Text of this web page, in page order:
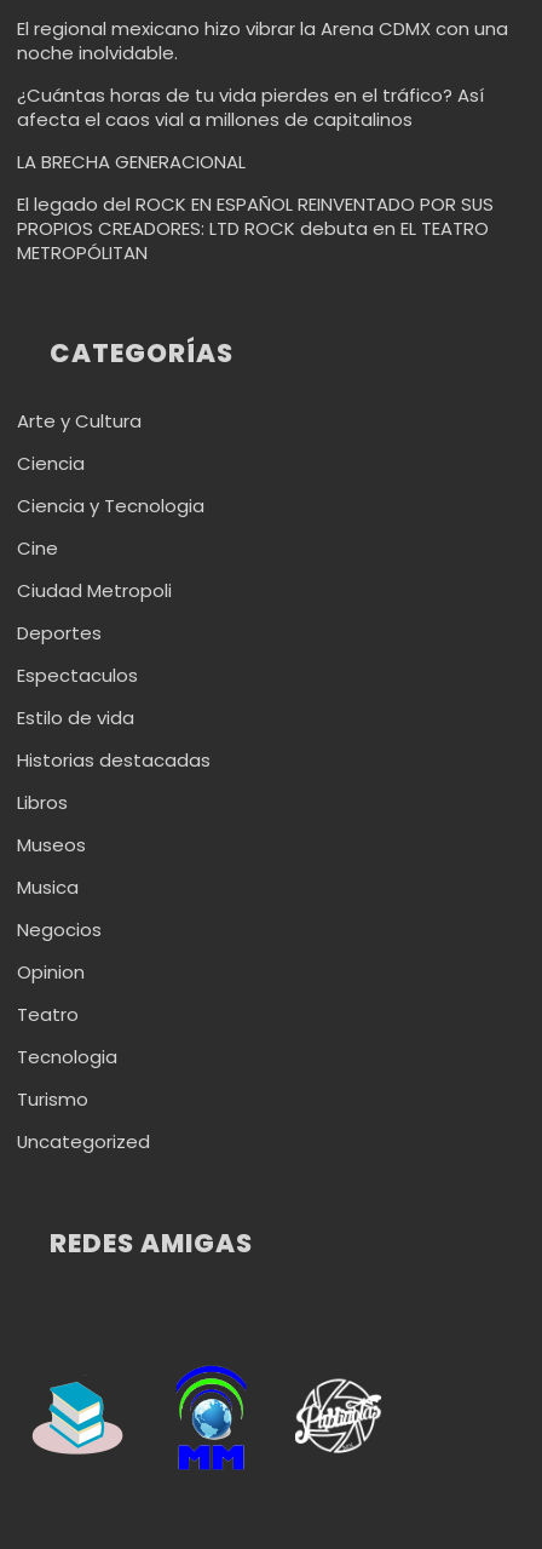
El regional mexicano hizo vibrar la Arena CDMX con una
noche inolvidable.
¿Cuántas horas de tu vida pierdes en el tráfico? Así
afecta el caos vial a millones de capitalinos
LA BRECHA GENERACIONAL
El legado del ROCK EN ESPAÑOL REINVENTADO POR SUS
PROPIOS CREADORES: LTD ROCK debuta en EL TEATRO
METROPÓLITAN
CATEGORÍAS
Arte y Cultura
Ciencia
Ciencia y Tecnologia
Cine
Ciudad Metropoli
Deportes
Espectaculos
Estilo de vida
Historias destacadas
Libros
Museos
Musica
Negocios
Opinion
Teatro
Tecnologia
Turismo
Uncategorized
REDES AMIGAS